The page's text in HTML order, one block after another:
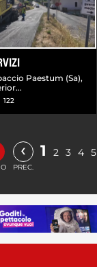
Paestum (Sa),
122
‹
PREC.
1 2 3 4 5